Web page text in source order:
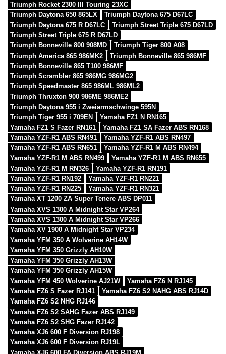
Triumph Rocket 2300 III Touring 23XC
Triumph Daytona 650 865LX
Triumph Daytona 675 D67LC
Triumph Daytona 675 R D67LC
Triumph Street Triple 675 D67LD
Triumph Street Triple 675 R D67LD
Triumph Bonneville 800 908MD
Triumph Tiger 800 A08
Triumph America 865 986MK2
Triumph Bonneville 865 986MF
Triumph Bonneville 865 T100 986MF
Triumph Scrambler 865 986MG 986MG2
Triumph Speedmaster 865 986ML 986ML2
Triumph Thruxton 900 986ME 986ME2
Triumph Daytona 955 i Zweiarmschwinge 595N
Triumph Tiger 955 i 709EN
Yamaha FZ1 N RN165
Yamaha FZ1 S Fazer RN161
Yamaha FZ1 SA Fazer ABS RN168
Yamaha YZF-R1 ABS RN491
Yamaha YZF-R1 ABS RN497
Yamaha YZF-R1 ABS RN651
Yamaha YZF-R1 M ABS RN494
Yamaha YZF-R1 M ABS RN499
Yamaha YZF-R1 M ABS RN655
Yamaha YZF-R1 M RN326
Yamaha YZF-R1 RN191
Yamaha YZF-R1 RN192
Yamaha YZF-R1 RN221
Yamaha YZF-R1 RN225
Yamaha YZF-R1 RN321
Yamaha XT 1200 ZA Super Tenere ABS DP011
Yamaha XVS 1300 A Midnight Star VP264
Yamaha XVS 1300 A Midnight Star VP266
Yamaha XV 1900 A Midnight Star VP234
Yamaha YFM 350 A Wolverine AH14W
Yamaha YFM 350 Grizzly AH10W
Yamaha YFM 350 Grizzly AH13W
Yamaha YFM 350 Grizzly AH15W
Yamaha YFM 450 Wolverine AJ21W
Yamaha FZ6 N RJ145
Yamaha FZ6 S Fazer RJ141
Yamaha FZ6 S2 NAHG ABS RJ14D
Yamaha FZ6 S2 NHG RJ146
Yamaha FZ6 S2 SAHG Fazer ABS RJ149
Yamaha FZ6 S2 SHG Fazer RJ142
Yamaha XJ6 600 F Diversion RJ198
Yamaha XJ6 600 F Diversion RJ19L